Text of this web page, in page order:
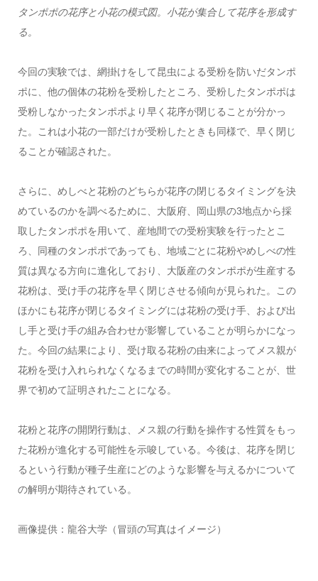
タンポポの花序と小花の模式図。小花が集合して花序を形成す
る。
今回の実験では、網掛けをして昆虫による受粉を防いだタンポ
ポに、他の個体の花粉を受粉したところ、受粉したタンポポは
受粉しなかったタンポポより早く花序が閉じることが分かっ
た。これは小花の一部だけが受粉したときも同様で、早く閉じ
ることが確認された。
さらに、めしべと花粉のどちらが花序の閉じるタイミングを決
めているのかを調べるために、大阪府、岡山県の3地点から採
取したタンポポを用いて、産地間での受粉実験を行ったとこ
ろ、同種のタンポポであっても、地域ごとに花粉やめしべの性
質は異なる方向に進化しており、大阪産のタンポポが生産する
花粉は、受け手の花序を早く閉じさせる傾向が見られた。この
ほかにも花序が閉じるタイミングには花粉の受け手、および出
し手と受け手の組み合わせが影響していることが明らかになっ
た。今回の結果により、受け取る花粉の由来によってメス親が
花粉を受け入れられなくなるまでの時間が変化することが、世
界で初めて証明されたことになる。
花粉と花序の開閉行動は、メス親の行動を操作する性質をもっ
た花粉が進化する可能性を示唆している。今後は、花序を閉じ
るという行動が種子生産にどのような影響を与えるかについて
の解明が期待されている。
画像提供：龍谷大学（冒頭の写真はイメージ）